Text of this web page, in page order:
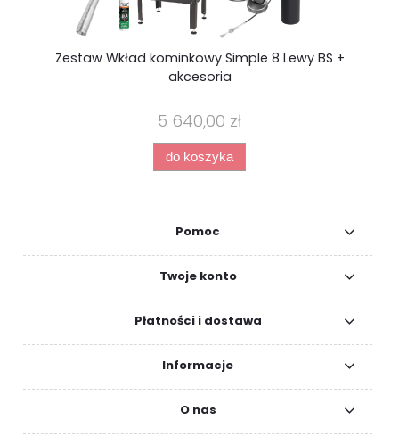
Zestaw Wkład kominkowy Simple 8 Lewy BS +
akcesoria
5 640,00 zł
do koszyka
Pomoc
Twoje konto
Płatności i dostawa
Informacje
O nas